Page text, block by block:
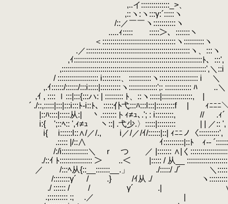
,..イ::::::::::::::_>、
,::ヽ:ヽ:::γ:´:::::ヽ
/::／￣￣ヽ:::::::::::ヽ
.....ｨ:::::￣￣:::::＞、:::::::ヽ
＜::::::::::::::::::::::::::::::::::::ヽ::::::::::ヽ
.／:::::::::::::::::::::::::::::::::::::::::::::::::::ヽ、:::ヽ
,ｲ:::::::::::::::::::::::::::::::::::::::::::::::::::::::::::::::ﾄ、:::',
,:::::::::::::::::::::::::::::::::::::::::::::::::::::::::::::::::::::::',＼::i
/ :::::::::::::::::::: i:::::::::、:::::::::::ヽ::::::::::::::::::: i ＼
,.ｲ::::::/::::::/:::i:::::|::::::::::ヽ::::::::::::::';: ::::::::::::: ﾊ
,ｲ , :::: ｌ:::|:::{:::ハ: | ::::::::: ﾄ、::ヽ:::::|:::::::::::::::,
´ ./::,:::::|:::|:::i:::ﾄ-i::ﾄ、:::::仆弋:::ﾊ:::l:::|:::::::::f | ｨﾆﾆ
|::ﾊ::::|:::::从:| 丶.:::::::トｨ≠ｭ､.'; : i:::::::::, // .ｨ´
i:{ ';::ﾍ:: ',ｨ≠ｭ ヽ::| .弋少.〉:::::|::::::::: | | ／:: ', 大
i{ i::::::l::∧/／/., i／/／/ｲ/::::::|::| ｨﾆﾆノ〈
.::::: |/::∧ ｲ::::::::::|::ﾄ ｨ-- ´::::::::::::',
/:/i:::::::::::::＼ ｒ つ ／ |::::::: ∧|く
./::ｲ ﾄ:::::::::::::::: ＞ ..＜
|::::: / 从__
／ /:::ﾍ从{::__:::::::__.」 ./:::::/ ./´ ＼
/::::::::γ´ /.
.} /ｲ从 ./ ヽ
./ :::::: / /.
γ´ .| ∨::::::::::::::::
.;::::::::: :; .／ |